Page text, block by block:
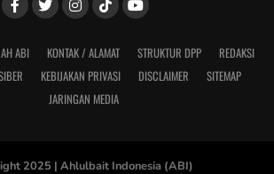
ABI KONTAK / ALAMAT STRUKTUR DPP
REDAKSI
KEBIJAKAN PRIVASI DISCLAIMER
SITEMAP
JARINGAN MEDIA
2025 | Ahlulbait Indonesia (ABI)